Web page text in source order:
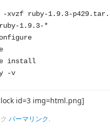
xvzf ruby-1.9.3-
1.9.3-*
install
-v
id=3 img=html.png]
パーマリンク.